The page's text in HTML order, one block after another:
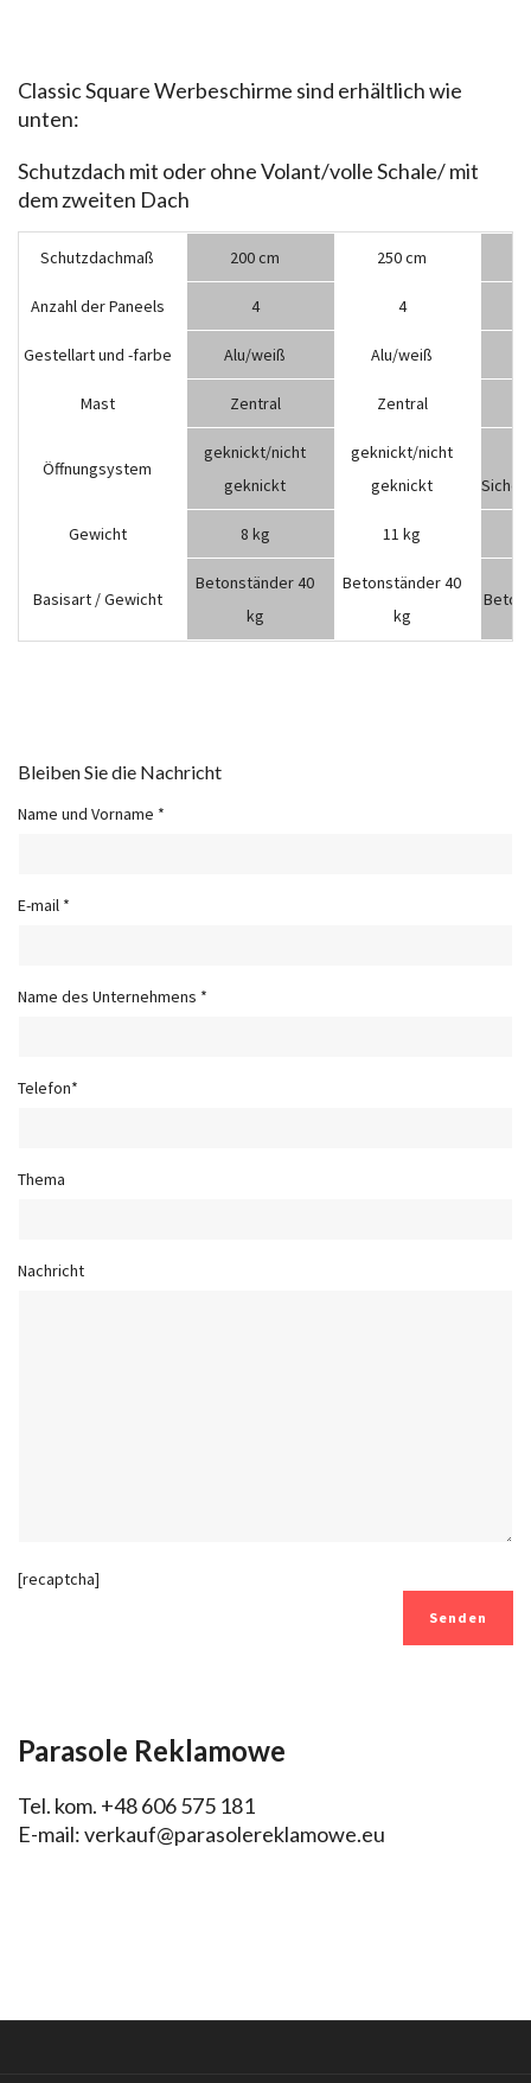
Classic Square Werbeschirme sind erhältlich wie
unten:
Schutzdach mit oder ohne Volant/volle Schale/ mit
dem zweiten Dach
Schutzdachmaß 200 cm 250 cm
Anzahl der Paneels 4 4
Gestellart und -farbe Alu/weiß Alu/weiß
Mast Zentral Zentral
Öffnungsystem
geknickt/nicht
geknickt
geknickt/nicht
geknickt
Gewicht 8 kg 11 kg
Basisart / Gewicht
Betonständer 40
kg
Betonständer 40
kg
Bleiben Sie die Nachricht
Name und Vorname *
E-mail *
Name des Unternehmens *
Telefon*
Thema
Nachricht
[recaptcha]
Parasole Reklamowe
Tel. kom. +48 606 575 181
E-mail:verkauf@parasolereklamowe.eu